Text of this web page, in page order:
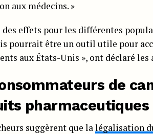
aux médecins. »
des effets pour les différentes
pourrait être un outil utile pour
aux États-Unis », ont déclaré les
de
pharmaceutiques
suggèrent que la légalisation